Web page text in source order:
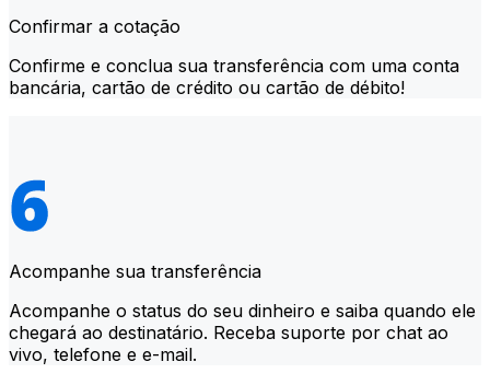
Confirmar a cotação
Confirme e conclua sua transferência com uma conta
bancária, cartão de crédito ou cartão de débito!
Acompanhe sua transferência
Acompanhe o status do seu dinheiro e saiba quando ele
chegará ao destinatário. Receba suporte por chat ao
vivo, telefone e e-mail.